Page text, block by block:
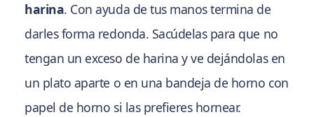
harina. Con ayuda de tus manos termina de
darles forma redonda. Sacúdelas para que no
tengan un exceso de harina y ve dejándolas en
un plato aparte o en una bandeja de horno con
papel de horno si las prefieres hornear.